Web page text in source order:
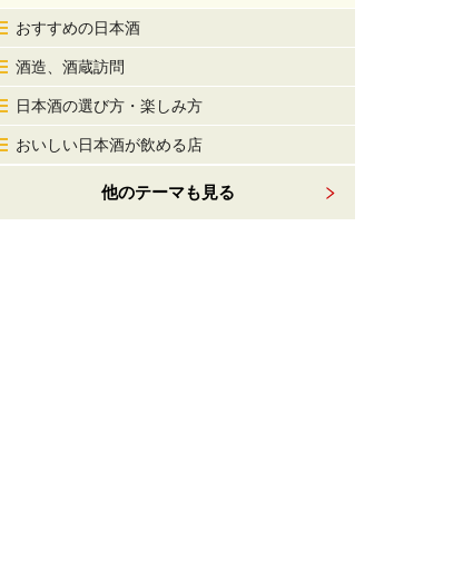
おすすめの日本酒
酒造、酒蔵訪問
日本酒の選び方・楽しみ方
おいしい日本酒が飲める店
他のテーマも見る